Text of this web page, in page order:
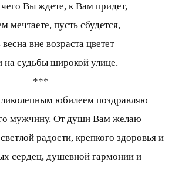
Вы ждете, к Вам придет,
мечтаете, пусть сбудется,
вне возраста цветет
судьбы широкой улице.
***
юбилеем поздравляю
мужчину. От души Вам желаю
радости, крепкого здоровья и
сердец, душевной гармонии и